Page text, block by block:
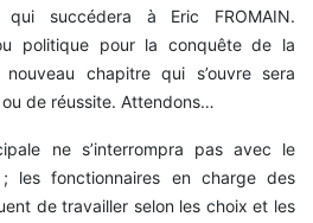
succédera à Eric FROMAIN.
politique pour la conquête de la
chapitre qui s’ouvre sera
de réussite. Attendons…
ne s’interrompra pas avec le
; les fonctionnaires en charge des
de travailler selon les choix et les